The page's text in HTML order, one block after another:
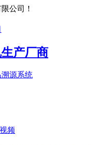
公司！
生产厂商
溯源系统
频